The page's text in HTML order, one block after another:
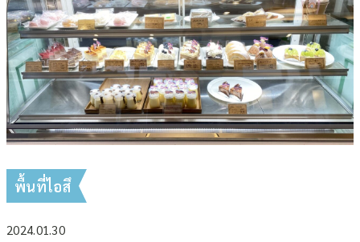
พื้นที่ไอสึ
2024.01.30